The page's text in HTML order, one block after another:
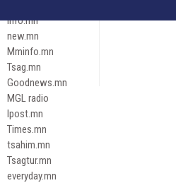
info.mn
new.mn
Mminfo.mn
Tsag.mn
Goodnews.mn
MGL radio
Ipost.mn
Times.mn
tsahim.mn
Tsagtur.mn
everyday.mn